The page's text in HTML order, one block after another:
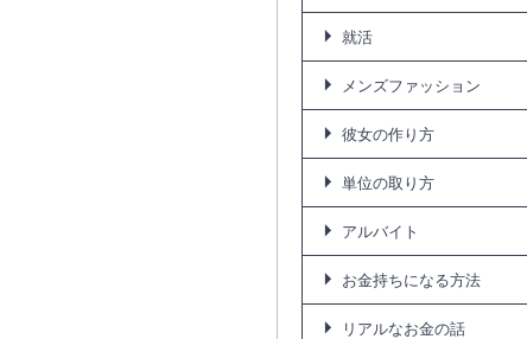
就活
メンズファッション
彼女の作り方
単位の取り方
アルバイト
お金持ちになる方法
リアルなお金の話